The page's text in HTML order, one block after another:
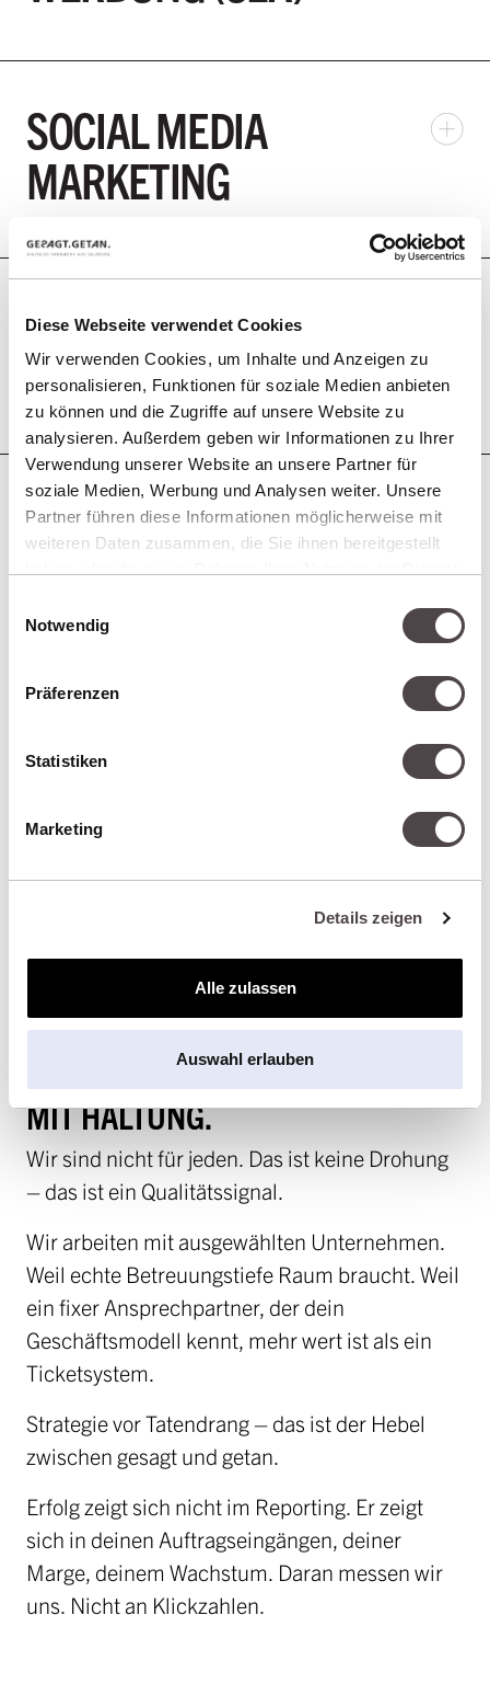
Diese Webseite verwendet Cookies
Wir verwenden Cookies, um Inhalte und Anzeigen zu
personalisieren, Funktionen für soziale Medien anbieten
zu können und die Zugriffe auf unsere Website zu
analysieren. Außerdem geben wir Informationen zu Ihrer
Verwendung unserer Website an unsere Partner für
soziale Medien, Werbung und Analysen weiter. Unsere
Partner führen diese Informationen möglicherweise mit
weiteren Daten zusammen, die Sie ihnen bereitgestellt
Notwendig
Präferenzen
Statistiken
Marketing
Details zeigen
Alle zulassen
Auswahl erlauben
SOCIAL MEDIA
MARKETING
INTEGRIERTES ONLINE
MARKETING
SEIT 2008 IN SALZBURG. NICHT
DER LAUTESTE – ABER EINER
MIT HALTUNG.
Wir sind nicht für jeden. Das ist keine Drohung
– das ist ein Qualitätssignal.
Wir arbeiten mit ausgewählten Unternehmen.
Weil echte Betreuungstiefe Raum braucht. Weil
ein fixer Ansprechpartner, der dein
Geschäftsmodell kennt, mehr wert ist als ein
Ticketsystem.
Strategie vor Tatendrang – das ist der Hebel
zwischen gesagt und getan.
Erfolg zeigt sich nicht im Reporting. Er zeigt
sich in deinen Auftragseingängen, deiner
Marge, deinem Wachstum. Daran messen wir
uns. Nicht an Klickzahlen.